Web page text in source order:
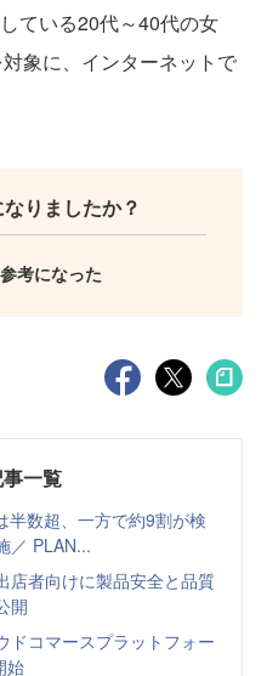
ている20代～40代の女
象に、インターネットで
りましたか？
参考になった
一覧
半数超、一方で約9割が検
／ PLAN...
店者向けに製品安全と品質
開
ドコマースプラットフォー
始